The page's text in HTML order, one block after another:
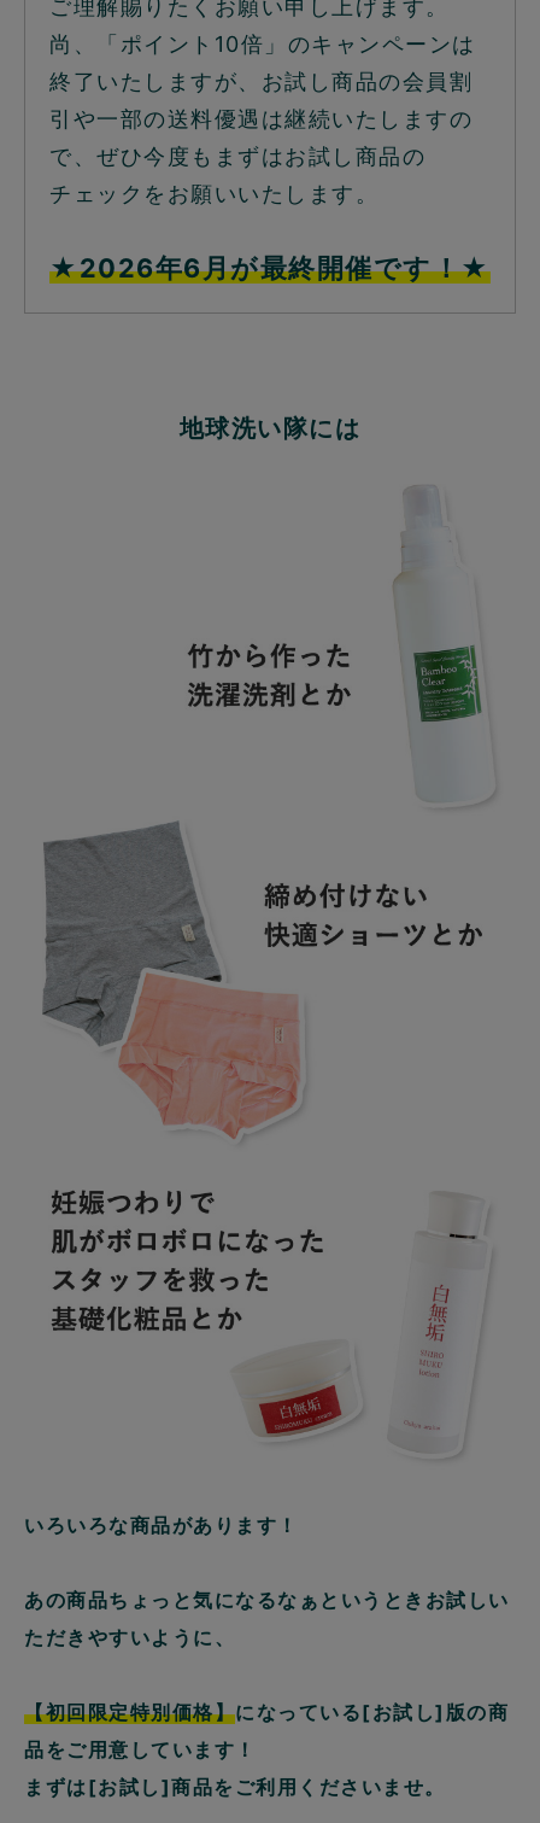
ご理解賜りたくお願い申し上げます。
尚、「ポイント10倍」のキャンペーンは
終了いたしますが、お試し商品の会員割
引や一部の送料優遇は継続いたしますの
で、ぜひ今度もまずはお試し商品の
チェックをお願いいたします。
★2026年6月が最終開催です！★
地球洗い隊には
いろいろな商品があります！
あの商品ちょっと気になるなぁというときお試しい
ただきやすいように、
【初回限定特別価格】になっている[お試し]版の商
品をご用意しています！
まずは[お試し]商品をご利用くださいませ。